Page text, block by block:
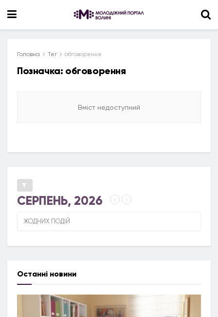
Головна Тег обговорення
Позначка: обговорення
Вміст недоступний
СЕРПЕНЬ, 2026
ЖОДНИХ ПОДІЙ
Останні новини